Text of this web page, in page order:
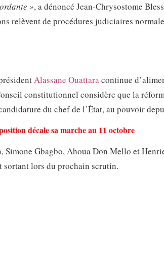
», a dénoncé Jean-Chrysostome
relèvent de procédures judiciaires
Alassane Ouattaracontinue
constitutionnel considère que la
du chef de l’État, au pouvoir
décale sa marche au 11 octobre
Gbagbo, Ahoua Don Mello et
sortant lors du prochain scrutin.